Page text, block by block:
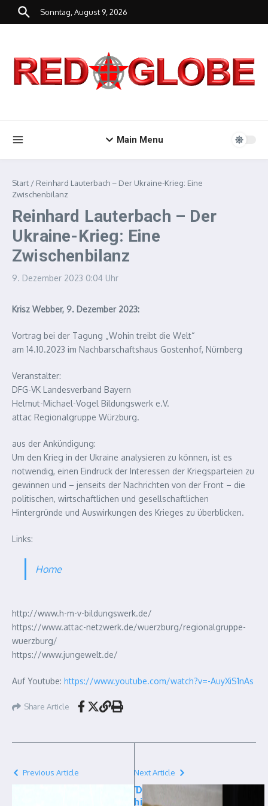
Zum Inhalt springen
Sonntag, August 9, 2026
Main Menu
Start / Reinhard Lauterbach – Der Ukraine-Krieg: Eine
Zwischenbilanz
Reinhard Lauterbach – Der
Ukraine-Krieg: Eine
Zwischenbilanz
9. Dezember 2023 0:04 Uhr
Krisz Webber, 9. Dezember 2023:
Vortrag bei der Tagung „Wohin treibt die Welt“
am 14.10.2023 im Nachbarschaftshaus Gostenhof, Nürnberg
Veranstalter:
DFG-VK Landesverband Bayern
Helmut-Michael-Vogel Bildungswerk e.V.
attac Regionalgruppe Würzburg.
aus der Ankündigung:
Um den Krieg in der Ukraine analysieren zu können, ist es
notwendig, einen Eindruck der Interessen der Kriegsparteien zu
gewinnen und – jenseits der Nachrichten von der Front – die
politischen, wirtschaftlichen und gesellschaftlichen
Hintergründe und Auswirkungen des Krieges zu überblicken.
Links:
Home
http://www.h-m-v-bildungswerk.de/
https://www.attac-netzwerk.de/wuerzburg/regionalgruppe-
wuerzburg/
https://www.jungewelt.de/
Auf Youtube: https://www.youtube.com/watch?v=-AuyXiS1nAs
Share Article
Previous Article
T
h
Next Article
D
i